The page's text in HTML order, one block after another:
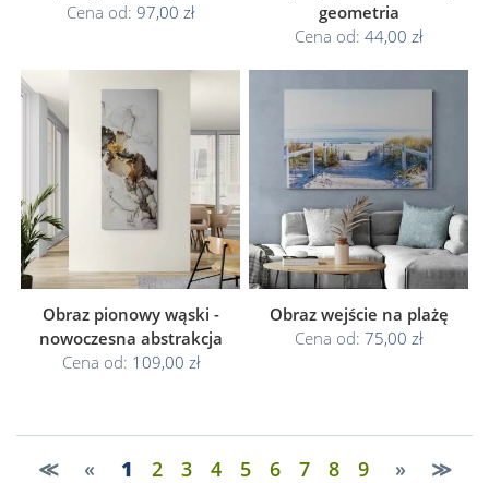
Cena od: 97,00 zł
geometria
Cena od: 44,00 zł
Obraz pionowy wąski -
nowoczesna abstrakcja
Cena od: 109,00 zł
Obraz wejście na plażę
Cena od: 75,00 zł
≪ « 1 2 3 4 5 6 7 8 9 » ≫